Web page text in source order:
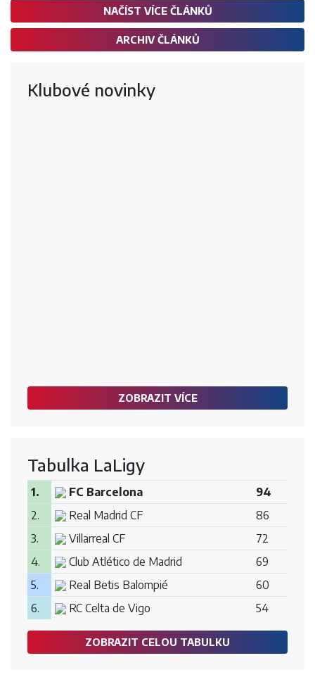
NAČÍST VÍCE ČLÁNKŮ
ARCHIV ČLÁNKŮ
Klubové novinky
ZOBRAZIT VÍCE
Tabulka LaLigy
1. FC Barcelona
94
2.
Real Madrid CF
86
3.
Villarreal CF
72
4.
Club Atlético de Madrid
69
5.
Real Betis Balompié
60
6.
RC Celta de Vigo 54
ZOBRAZIT CELOU TABULKU